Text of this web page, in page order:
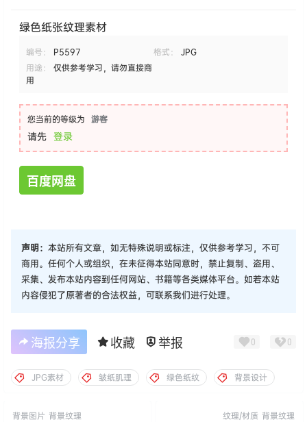
绿色纸张纹理素材
编号： P5597 格式：
JPG
用途：
仅供参考学习，请勿直接商
用
您当前的等级为 游客
请先 登录
百度网盘
声明： 本站所有文章，如无特殊说明或标注，仅供参考学习，不可
商用。任何个人或组织，在未征得本站同意时，禁止复制、盗用、
采集、发布本站内容到任何网站、书籍等各类媒体平台。如若本站
内容侵犯了原著者的合法权益，可联系我们进行处理。
海报分享 收藏 举报 0 0
JPG素材 皱纸肌理 绿色纸纹 背景设计
背景图片 背景纹理 纹理/材质 背景纹理